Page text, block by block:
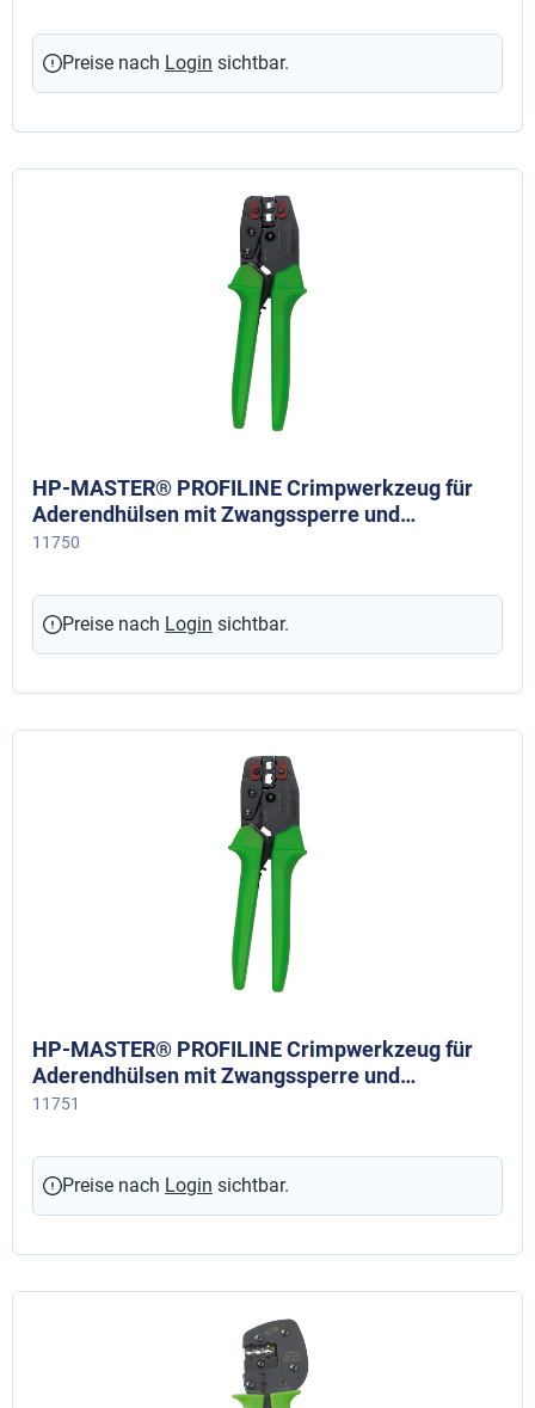
Preise nach Login sichtbar.
HP-MASTER® PROFILINE Crimpwerkzeug für
Aderendhülsen mit Zwangssperre und
Entriegelungsmöglichkeit, 25 + 35 mm²
11750
Preise nach Login sichtbar.
HP-MASTER® PROFILINE Crimpwerkzeug für
Aderendhülsen mit Zwangssperre und
Entriegelungsmöglichkeit, 35 + 50 mm²
11751
Preise nach Login sichtbar.